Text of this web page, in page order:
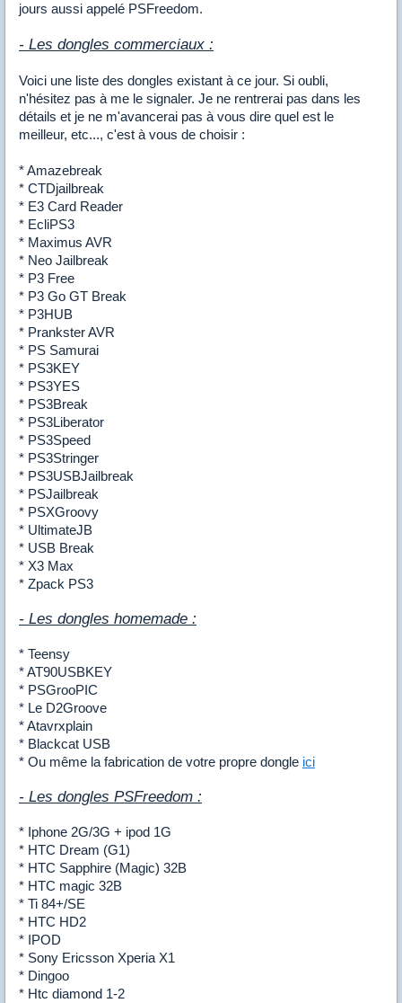
jours aussi appelé PSFreedom.
- Les dongles commerciaux :
Voici une liste des dongles existant à ce jour. Si oubli,
n'hésitez pas à me le signaler. Je ne rentrerai pas dans les
détails et je ne m'avancerai pas à vous dire quel est le
meilleur, etc..., c'est à vous de choisir :
* Amazebreak
* CTDjailbreak
* E3 Card Reader
* EcliPS3
* Maximus AVR
* Neo Jailbreak
* P3 Free
* P3 Go GT Break
* P3HUB
* Prankster AVR
* PS Samurai
* PS3KEY
* PS3YES
* PS3Break
* PS3Liberator
* PS3Speed
* PS3Stringer
* PS3USBJailbreak
* PSJailbreak
* PSXGroovy
* UltimateJB
* USB Break
* X3 Max
* Zpack PS3
- Les dongles homemade :
* Teensy
* AT90USBKEY
* PSGrooPIC
* Le D2Groove
* Atavrxplain
* Blackcat USB
* Ou même la fabrication de votre propre dongle ici
- Les dongles PSFreedom :
* Iphone 2G/3G + ipod 1G
* HTC Dream (G1)
* HTC Sapphire (Magic) 32B
* HTC magic 32B
* Ti 84+/SE
* HTC HD2
* IPOD
* Sony Ericsson Xperia X1
* Dingoo
* Htc diamond 1-2